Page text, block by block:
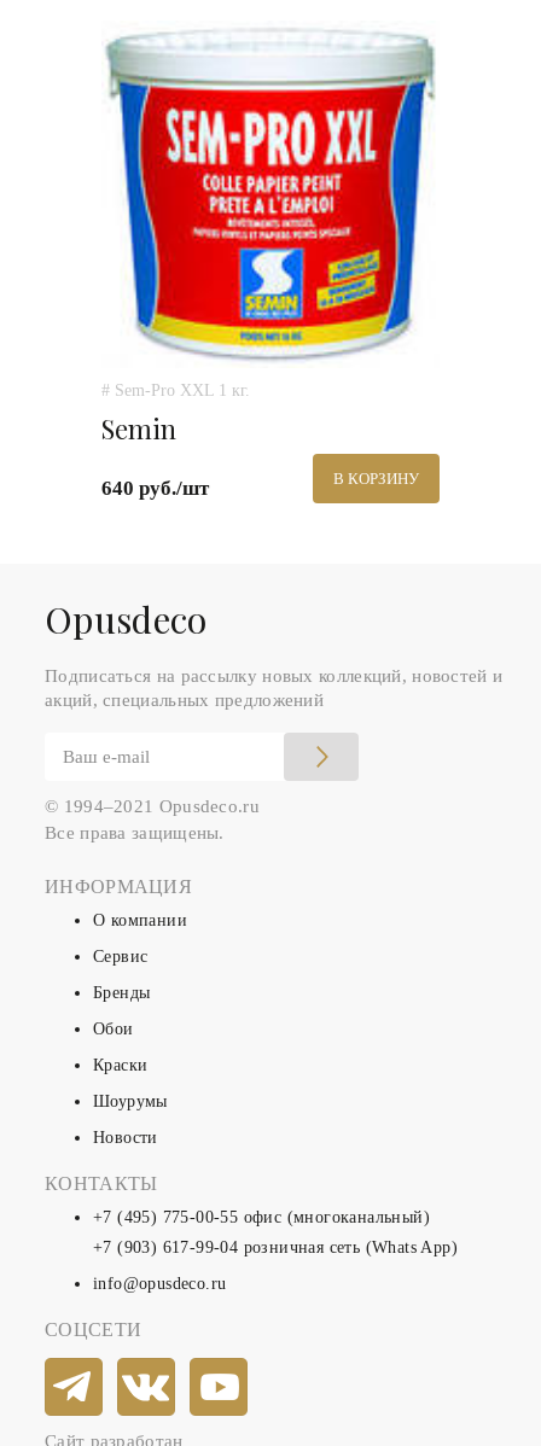
# Sem-Pro XXL 1 кг.
Semin
640 руб./шт В КОРЗИНУ
Оpusdeco
Подписаться на рассылку новых коллекций, новостей и
акций, специальных предложений
© 1994–2021 Opusdeco.ru
Все права защищены.
ИНФОРМАЦИЯ
О компании
Сервис
Бренды
Обои
Краски
Шоурумы
Новости
КОНТАКТЫ
+7 (495) 775-00-55 офис (многоканальный)
+7 (903) 617-99-04 розничная сеть (Whats App)
info@opusdeco.ru
СОЦСЕТИ
Сайт разработан